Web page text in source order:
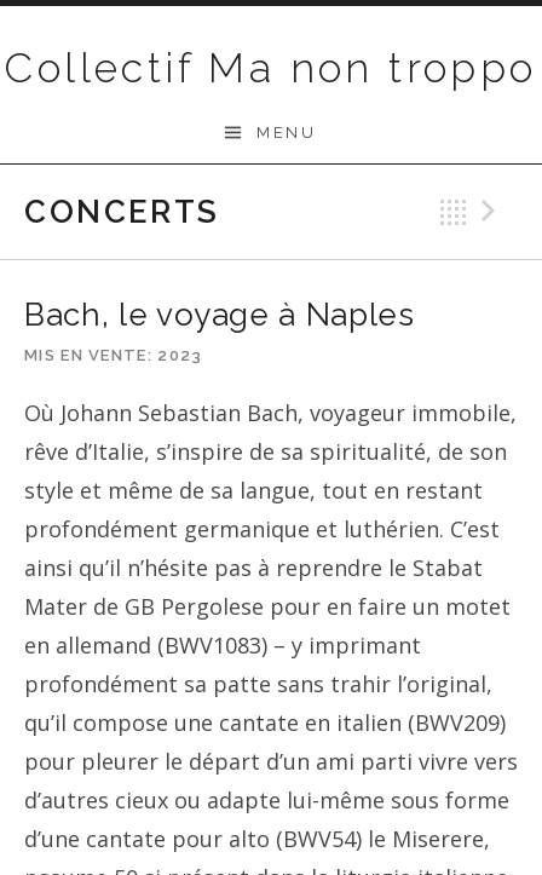
Collectif Ma non troppo
MENU
CONCERTS
Bach, le voyage à Naples
MIS EN VENTE 2023
Où Johann Sebastian Bach, voyageur immobile,
rêve d’Italie, s’inspire de sa spiritualité, de son
style et même de sa langue, tout en restant
profondément germanique et luthérien. C’est
ainsi qu’il n’hésite pas à reprendre le Stabat
Mater de GB Pergolese pour en faire un motet
en allemand (BWV1083) – y imprimant
profondément sa patte sans trahir l’original,
qu’il compose une cantate en italien (BWV209)
pour pleurer le départ d’un ami parti vivre vers
d’autres cieux ou adapte lui-même sous forme
d’une cantate pour alto (BWV54) le Miserere,